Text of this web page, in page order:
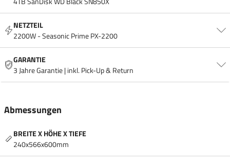
NETZTEIL
2200W - Seasonic Prime PX-2200
GARANTIE
3 Jahre Garantie | inkl. Pick-Up & Return
Abmessungen
BREITE X HÖHE X TIEFE
240x566x600mm